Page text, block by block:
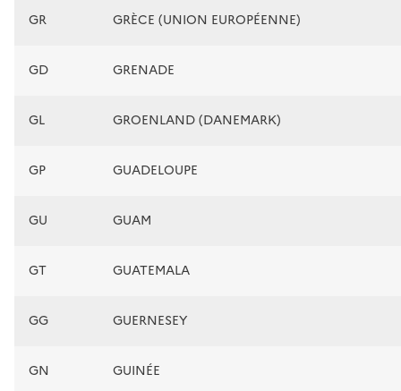
GR GRÈCE (UNION EUROPÉENNE)
GD GRENADE
GL GROENLAND (DANEMARK)
GP GUADELOUPE
GU GUAM
GT GUATEMALA
GG GUERNESEY
GN GUINÉE